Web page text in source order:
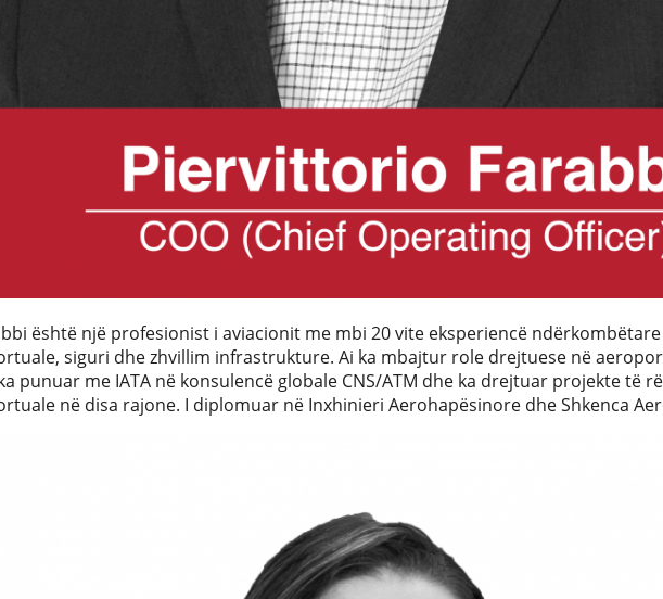
është një profesionist i aviacionit me mbi 20 vite eksperiencë
siguri dhe zhvillim infrastrukture. Ai ka mbajtur role drejtuese në
ka punuar me IATA në konsulencë globale CNS/ATM dhe ka drejtuar projekte të
në disa rajone. I diplomuar në Inxhinieri Aerohapësinore dhe Shkenca